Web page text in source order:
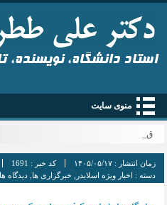
استاد دانشگاه، نویسنده،
منوی سایت
قم م _
زمان انتشار :۱۴۰۵/۰۵/۱۷ کد خبر : 1691
دسته : اخبار ویژه اسلایدر خبرگزاری ها ,دیدگاه